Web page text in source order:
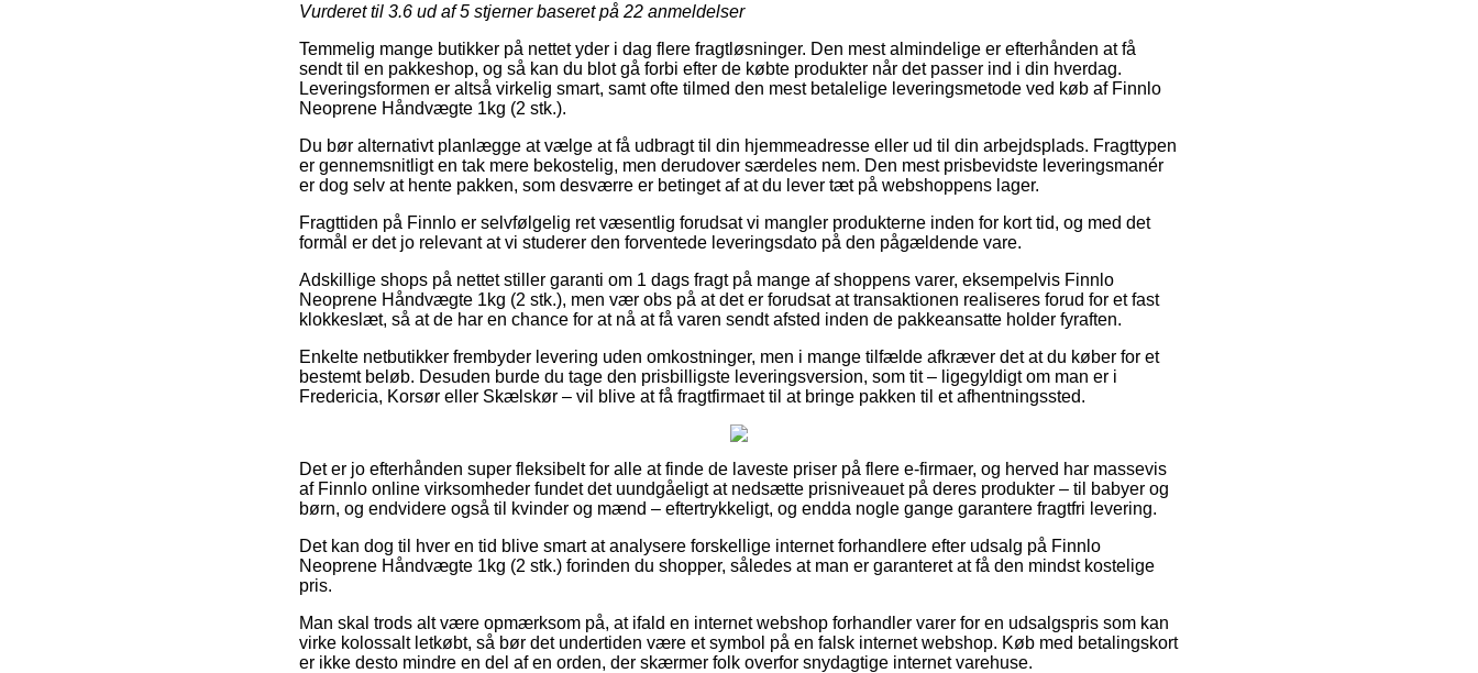
Vurderet til 3.6 ud af 5 stjerner baseret på 22 anmeldelser
Temmelig mange butikker på nettet yder i dag flere fragtløsninger. Den mest almindelige er efterhånden at få
sendt til en pakkeshop, og så kan du blot gå forbi efter de købte produkter når det passer ind i din hverdag.
Leveringsformen er altså virkelig smart, samt ofte tilmed den mest betalelige leveringsmetode ved køb af Finnlo
Neoprene Håndvægte 1kg (2 stk.).
Du bør alternativt planlægge at vælge at få udbragt til din hjemmeadresse eller ud til din arbejdsplads. Fragttypen
er gennemsnitligt en tak mere bekostelig, men derudover særdeles nem. Den mest prisbevidste leveringsmanér
er dog selv at hente pakken, som desværre er betinget af at du lever tæt på webshoppens lager.
Fragttiden på Finnlo er selvfølgelig ret væsentlig forudsat vi mangler produkterne inden for kort tid, og med det
formål er det jo relevant at vi studerer den forventede leveringsdato på den pågældende vare.
Adskillige shops på nettet stiller garanti om 1 dags fragt på mange af shoppens varer, eksempelvis Finnlo
Neoprene Håndvægte 1kg (2 stk.), men vær obs på at det er forudsat at transaktionen realiseres forud for et fast
klokkeslæt, så at de har en chance for at nå at få varen sendt afsted inden de pakkeansatte holder fyraften.
Enkelte netbutikker frembyder levering uden omkostninger, men i mange tilfælde afkræver det at du køber for et
bestemt beløb. Desuden burde du tage den prisbilligste leveringsversion, som tit – ligegyldigt om man er i
Fredericia, Korsør eller Skælskør – vil blive at få fragtfirmaet til at bringe pakken til et afhentningssted.
Det er jo efterhånden super fleksibelt for alle at finde de laveste priser på flere e-firmaer, og herved har massevis
af Finnlo online virksomheder fundet det uundgåeligt at nedsætte prisniveauet på deres produkter – til babyer og
børn, og endvidere også til kvinder og mænd – eftertrykkeligt, og endda nogle gange garantere fragtfri levering.
Det kan dog til hver en tid blive smart at analysere forskellige internet forhandlere efter udsalg på Finnlo
Neoprene Håndvægte 1kg (2 stk.) forinden du shopper, således at man er garanteret at få den mindst kostelige
pris.
Man skal trods alt være opmærksom på, at ifald en internet webshop forhandler varer for en udsalgspris som kan
virke kolossalt letkøbt, så bør det undertiden være et symbol på en falsk internet webshop. Køb med betalingskort
er ikke desto mindre en del af en orden, der skærmer folk overfor snydagtige internet varehuse.